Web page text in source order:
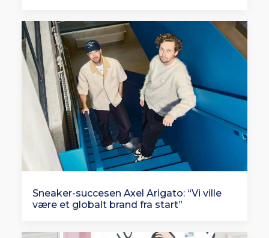
Sneaker-succesen Axel Arigato: “Vi ville
være et globalt brand fra start”